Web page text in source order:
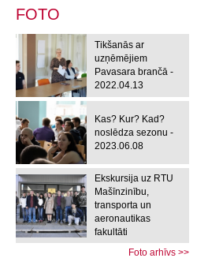
FOTO
Tikšanās ar
uzņēmējiem
Pavasara brančā -
2022.04.13
Kas? Kur? Kad?
noslēdza sezonu -
2023.06.08
Ekskursija uz RTU
Mašīnzinību,
transporta un
aeronautikas
fakultāti
Foto arhīvs >>